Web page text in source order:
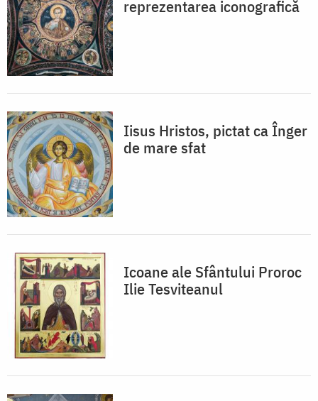
reprezentarea iconografică
Iisus Hristos, pictat ca Înger
de mare sfat
Icoane ale Sfântului Proroc
Ilie Tesviteanul